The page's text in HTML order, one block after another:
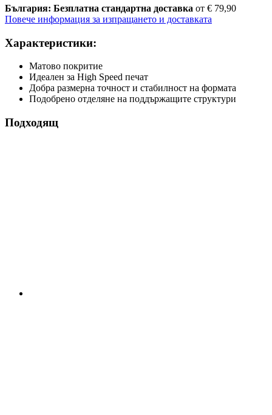
България: Безплатна стандартна доставка от € 79,90
Повече информация за изпращането и доставката
Характеристики:
Матово покритие
Идеален за High Speed печат
Добра размерна точност и стабилност на формата
Подобрено отделяне на поддържащите структури
Подходящ